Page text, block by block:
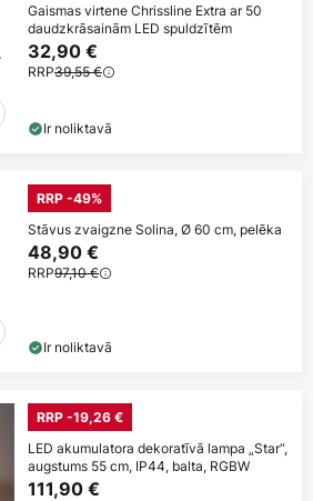
Gaismas virtene Chrissline Extra ar 50
daudzkrāsainām LED spuldzītēm
32,90 €
RRP39,55 €
Ir noliktavā
RRP -49%
Stāvus zvaigzne Solina, Ø 60 cm, pelēka
48,90 €
RRP97,10 €
Ir noliktavā
RRP -19,26 €
LED akumulatora dekoratīvā lampa „Star“,
augstums 55 cm, IP44, balta, RGBW
111,90 €